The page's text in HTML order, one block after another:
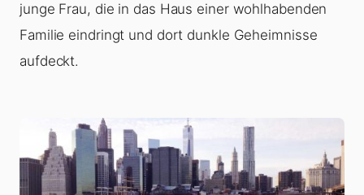
junge Frau, die in das Haus einer wohlhabenden
Familie eindringt und dort dunkle Geheimnisse
aufdeckt.